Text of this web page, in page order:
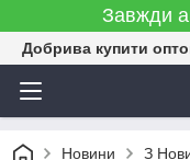
Завжди
Добрива купити
Новини З